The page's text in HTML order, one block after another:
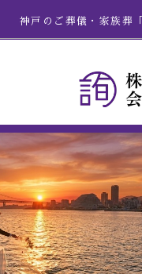
神戸のご葬儀・家族葬